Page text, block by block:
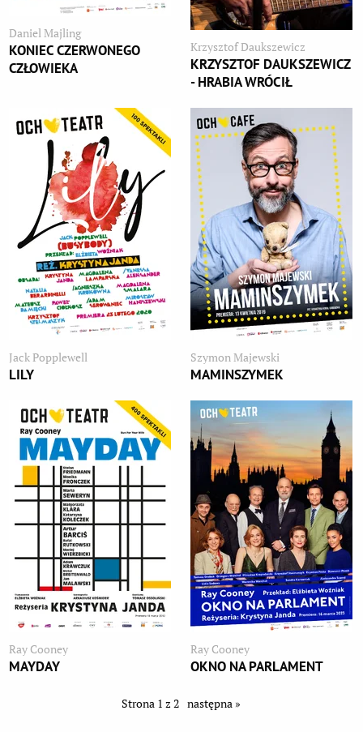
Daniel Majling
KONIEC CZERWONEGO
CZŁOWIEKA
Krzysztof Daukszewicz
KRZYSZTOF DAUKSZEWICZ
- HRABIA WRÓCIŁ
Jack Popplewell
LILY
Szymon Majewski
MAMINSZYMEK
Ray Cooney
MAYDAY
Ray Cooney
OKNO NA PARLAMENT
Strona 1 z 2 następna »